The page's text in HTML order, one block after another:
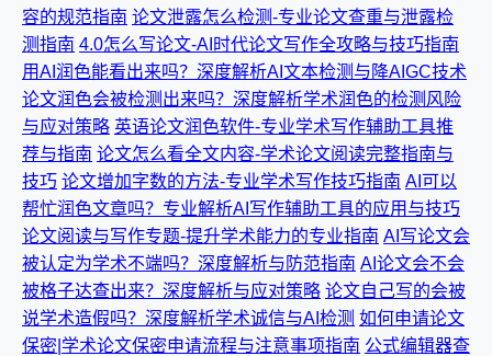
容的规范指南 论文泄露怎么检测-专业论文查重与泄露检
测指南 4.0怎么写论文-AI时代论文写作全攻略与技巧指南
用AI润色能看出来吗？深度解析AI文本检测与降AIGC技术
论文润色会被检测出来吗？深度解析学术润色的检测风险
与应对策略 英语论文润色软件-专业学术写作辅助工具推
荐与指南 论文怎么看全文内容-学术论文阅读完整指南与
技巧 论文增加字数的方法-专业学术写作技巧指南 AI可以
帮忙润色文章吗？专业解析AI写作辅助工具的应用与技巧
论文阅读与写作专题-提升学术能力的专业指南 AI写论文会
被认定为学术不端吗？深度解析与防范指南 AI论文会不会
被格子达查出来？深度解析与应对策略 论文自己写的会被
说学术造假吗？深度解析学术诚信与AI检测 如何申请论文
保密|学术论文保密申请流程与注意事项指南 公式编辑器查